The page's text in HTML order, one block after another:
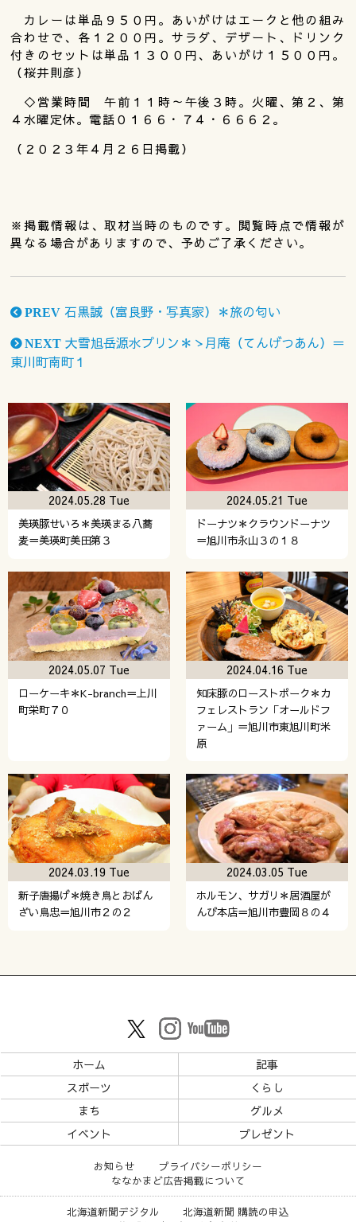
カレーは単品９５０円。あいがけはエークと他の組み
合わせで、各１２００円。サラダ、デザート、ドリンク
付きのセットは単品１３００円、あいがけ１５００円。
（桜井則彦）
◇営業時間 午前１１時～午後３時。火曜、第２、第
４水曜定休。電話０１６６・７４・６６６２。
（２０２３年４月２６日掲載）
※掲載情報は、取材当時のものです。閲覧時点で情報が
異なる場合がありますので、予めご了承ください。
PREV 石黒誠（富良野・写真家）＊旅の匂い
NEXT 大雪旭岳源水プリン＊ゝ月庵（てんげつあん）＝
東川町南町１
美瑛豚せいろ＊美瑛まる八蕎
麦＝美瑛町美田第３
2024.05.28 Tue
ドーナツ＊クラウンドーナツ
＝旭川市永山３の１８
2024.05.21 Tue
ローケーキ＊K-branch＝上川
町栄町７０
2024.05.07 Tue
知床豚のローストポーク＊カ
フェレストラン「オールドフ
ァーム」＝旭川市東旭川町米
原
2024.04.16 Tue
新子唐揚げ＊焼き鳥とおばん
ざい鳥忠＝旭川市２の２
2024.03.19 Tue
ホルモン、サガリ＊居酒屋が
んび本店＝旭川市豊岡８の４
2024.03.05 Tue
ホーム
記事
スポーツ
くらし
まち
グルメ
イベント
プレゼント
お知らせ
プライバシーポリシー
ななかまど広告掲載について
北海道新聞デジタル
北海道新聞 購読の申込